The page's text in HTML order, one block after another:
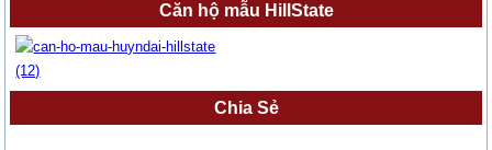
Căn hộ mẫu HillState
Chia Sẻ